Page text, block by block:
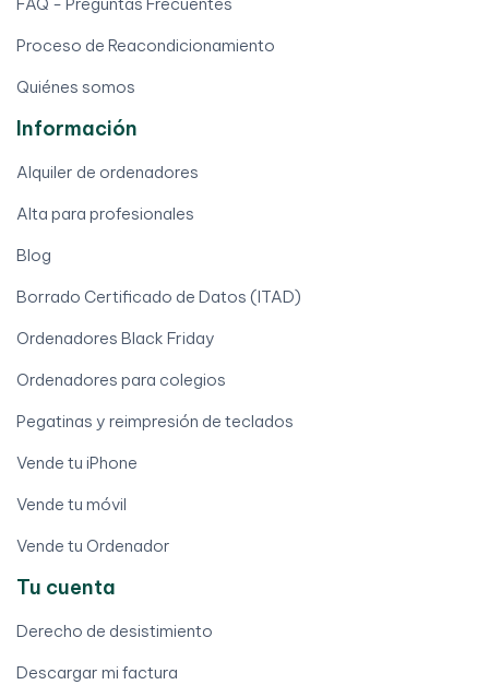
Proceso de Reacondicionamiento
Quiénes somos
Información
Alquiler de ordenadores
Alta para profesionales
Blog
Borrado Certificado de Datos (ITAD)
Ordenadores Black Friday
Ordenadores para colegios
Pegatinas y reimpresión de teclados
Vende tu iPhone
Vende tu móvil
Vende tu Ordenador
Tu cuenta
Derecho de desistimiento
Descargar mi factura